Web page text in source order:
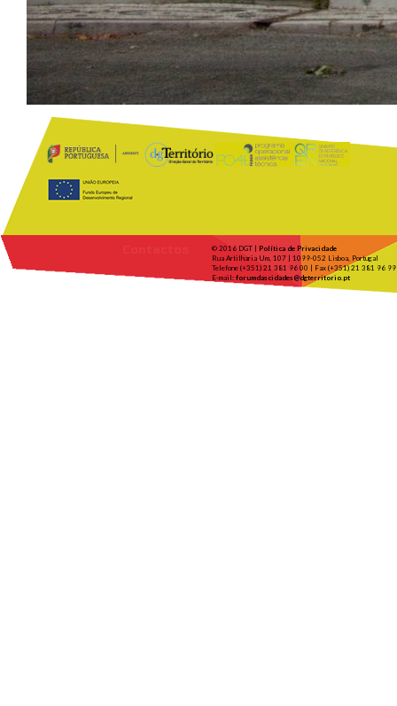
© 2016 DGT | Política de Privacidade
Rua Artilharia Um, 107 | 1099-052 Lisboa, Portugal
Telefone (+351) 21 381 96 00 | Fax (+351) 21 381 96 99
E-mail: forumdascidades@dgterritorio.pt